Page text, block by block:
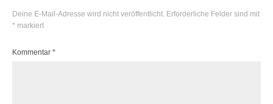
Deine E-Mail-Adresse wird nicht veröffentlicht. Erforderliche Felder sind mit
* markiert
Kommentar *